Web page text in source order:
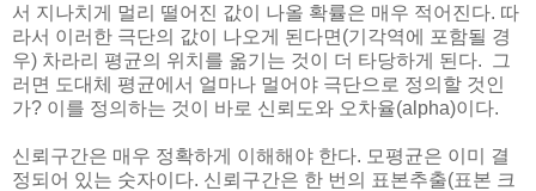
서 지나치게 멀리 떨어진 값이 나올 확률은 매우 적어진다. 따
라서 이러한 극단의 값이 나오게 된다면(기각역에 포함될 경
우) 차라리 평균의 위치를 옮기는 것이 더 타당하게 된다. 그
러면 도대체 평균에서 얼마나 멀어야 극단으로 정의할 것인
가? 이를 정의하는 것이 바로 신뢰도와 오차율(alpha)이다.
신뢰구간은 매우 정확하게 이해해야 한다. 모평균은 이미 결
정되어 있는 숫자이다. 신뢰구간은 한 번의 표본추출(표본 크